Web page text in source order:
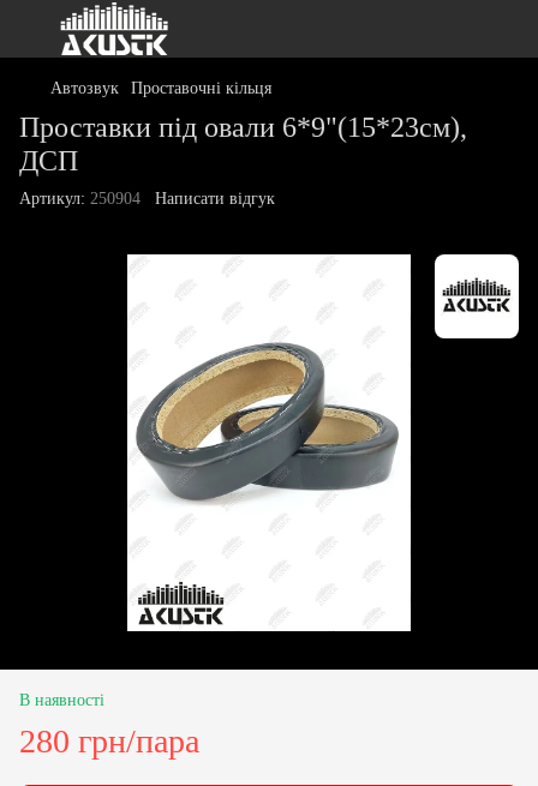
Автозвук Проставочні кільця
Проставки під овали 6*9"(15*23см),
ДСП
Артикул: 250904 Написати відгук
В наявності
280 грн/пара